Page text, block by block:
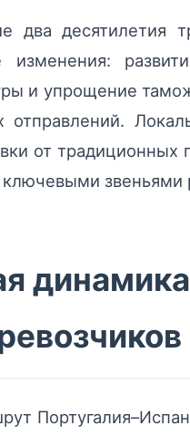
два десятилетия
изменения:
и упрощение
отправлений.
от традиционных
звеньями